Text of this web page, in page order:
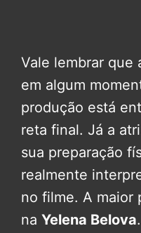
Vale lembrar que
em algum
produção está
reta final. Já a
sua preparação
realmente
no filme. A maior
na Yelena Belova